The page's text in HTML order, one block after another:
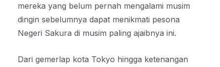
mereka yang belum pernah mengalami musim
dingin sebelumnya dapat menikmati pesona
Negeri Sakura di musim paling ajaibnya ini.
Dari gemerlap kota Tokyo hingga ketenangan